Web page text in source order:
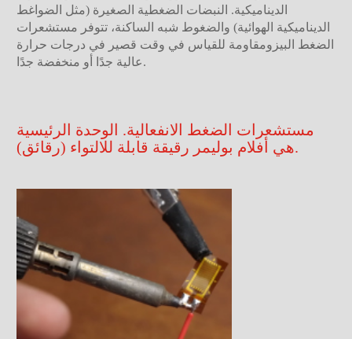
الديناميكية. النبضات الضغطية الصغيرة (مثل الضواغط
الديناميكية الهوائية) والضغوط شبه الساكنة، تتوفر مستشعرات
الضغط البيزومقاومة للقياس في وقت قصير في درجات حرارة
عالية جدًا أو منخفضة جدًا.
مستشعرات الضغط الانفعالية. الوحدة الرئيسية
هي أفلام بوليمر رقيقة قابلة للالتواء (رقائق).